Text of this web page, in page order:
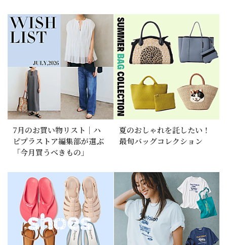
7月のお買い物リスト｜ハ
ピプラストア編集部が選ぶ
「今月買うべきもの」
夏のおしゃれを託したい！
最旬バッグコレクション